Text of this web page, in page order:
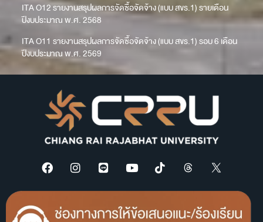
ITA O12 รายงานสรุปผลการจัดซื้อจัดจ้าง (แบบ สขร.1) รายเดือน
ปีงบประมาณ พ.ศ. 2568
ITA O11 รายงานสรุปผลการจัดซื้อจัดจ้าง (แบบ สขร.1) รอบ 6 เดือน
ปีงบประมาณ พ.ศ. 2569